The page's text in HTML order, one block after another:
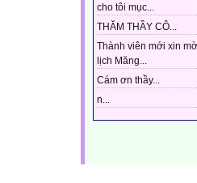
cho tôi mục...
THĂM THẦY CÔ...
Thành viên mới xin
lịch Măng...
Cám ơn thầy...
n...